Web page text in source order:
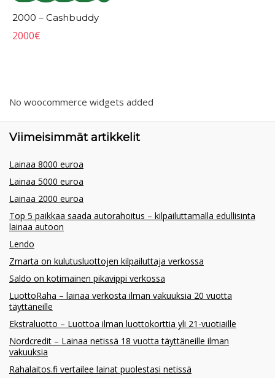
2000 – Cashbuddy
2000€
No woocommerce widgets added
Viimeisimmät artikkelit
Lainaa 8000 euroa
Lainaa 5000 euroa
Lainaa 2000 euroa
Top 5 paikkaa saada autorahoitus – kilpailuttamalla edullisinta
lainaa autoon
Lendo
Zmarta on kulutusluottojen kilpailuttaja verkossa
Saldo on kotimainen pikavippi verkossa
LuottoRaha – lainaa verkosta ilman vakuuksia 20 vuotta
täyttäneille
Ekstraluotto – Luottoa ilman luottokorttia yli 21-vuotiaille
Nordcredit – Lainaa netissä 18 vuotta täyttäneille ilman
vakuuksia
Rahalaitos.fi vertailee lainat puolestasi netissä